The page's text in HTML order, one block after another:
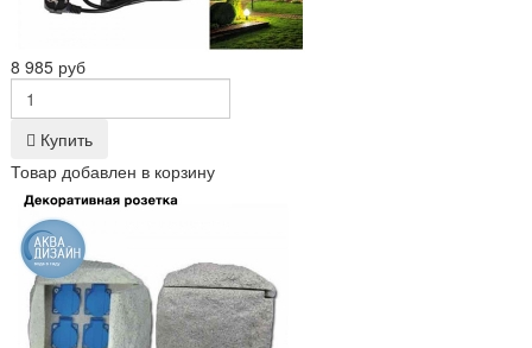
8 985 руб
Купить
Товар добавлен в корзину